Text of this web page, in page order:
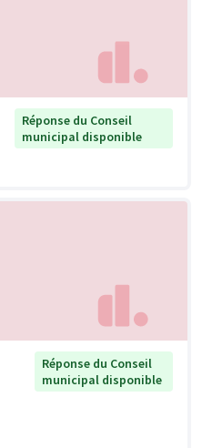
Réponse du Conseil
municipal disponible
Réponse du Conseil
municipal disponible